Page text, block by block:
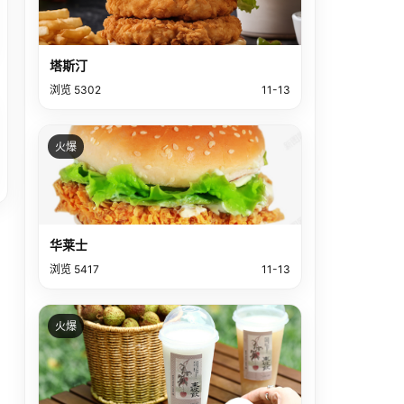
塔斯汀
浏览 5302 11-13
火爆
华莱士
浏览 5417 11-13
火爆